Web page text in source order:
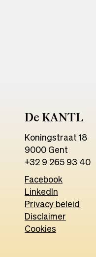
De KANTL
Koningstraat 18
9000 Gent
+32 9 265 93 40
Facebook
a
new
LinkedIn
in
a
Privacy beleid
Disclaimer
Cookies